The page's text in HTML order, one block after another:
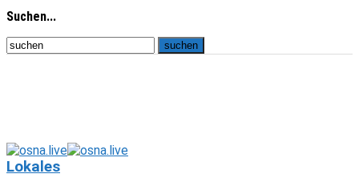
Suchen...
Lokales